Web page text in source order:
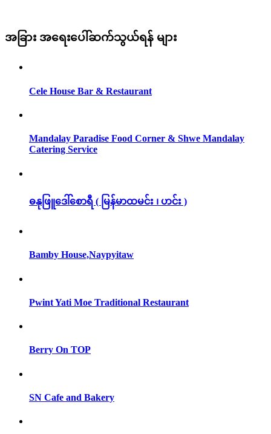
အခြား အရေးပေါ်ဆက်သွယ်ရန် များ
Cele House Bar & Restaurant
Mandalay Paradise Food Corner & Shwe Mandalay
Catering Service
ဓနုဖြူဒေါ်စောရီ ( မြန်မာထမင်း ၊ ဟင်း )
Bamby House,Naypyitaw
Pwint Yati Moe Traditional Restaurant
Berry On TOP
SN Cafe and Bakery